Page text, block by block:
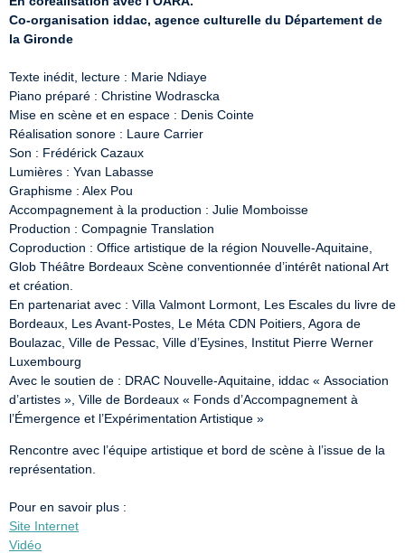
Co-organisation iddac, agence culturelle du Département de
la Gironde
Texte inédit, lecture : Marie Ndiaye
Piano préparé : Christine Wodrascka
Mise en scène et en espace : Denis Cointe
Réalisation sonore : Laure Carrier
Son : Frédérick Cazaux
Lumières : Yvan Labasse
Graphisme : Alex Pou
Accompagnement à la production : Julie Momboisse
Production : Compagnie Translation
Coproduction : Office artistique de la région Nouvelle-Aquitaine,
Glob Théâtre Bordeaux Scène conventionnée d’intérêt national Art
et création.
En partenariat avec : Villa Valmont Lormont, Les Escales du livre de
Bordeaux, Les Avant-Postes, Le Méta CDN Poitiers, Agora de
Boulazac, Ville de Pessac, Ville d’Eysines, Institut Pierre Werner
Luxembourg
Avec le soutien de : DRAC Nouvelle-Aquitaine, iddac « Association
d’artistes », Ville de Bordeaux « Fonds d’Accompagnement à
l’Émergence et l’Expérimentation Artistique »
Rencontre avec l’équipe artistique et bord de scène à l’issue de la
représentation.
Site Internet
Vidéo